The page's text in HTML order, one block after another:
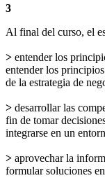
3
Al final del curso, el
> entender los
entender los
de la estrategia de
> desarrollar las
fin de tomar
integrarse en un
> aprovechar la
formular soluciones